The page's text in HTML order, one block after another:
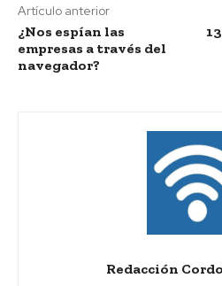
Artículo anterior
¿Nos espían las
empresas a través del
navegador?
Redacción